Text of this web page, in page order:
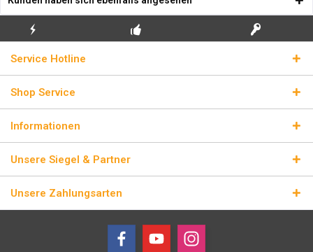
BLITZVERSAND
LIZENZSCHLÜSSEL
Service Hotline
Shop Service
Informationen
Unsere Siegel & Partner
Unsere Zahlungsarten